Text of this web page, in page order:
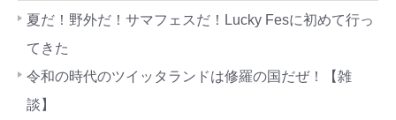
夏だ！野外だ！サマフェスだ！Lucky Fesに初めて行っ
てきた
令和の時代のツイッタランドは修羅の国だぜ！【雑
談】